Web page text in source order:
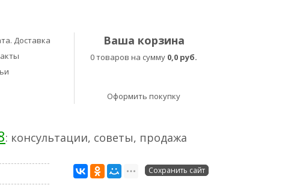
Доставка
Ваша корзина
0 товаров на сумму 0,0 руб.
Оформить покупку
: консультации, советы, продажа
Сохранить сайт